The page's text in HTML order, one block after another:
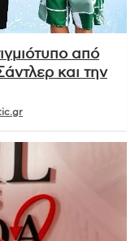
από
και την